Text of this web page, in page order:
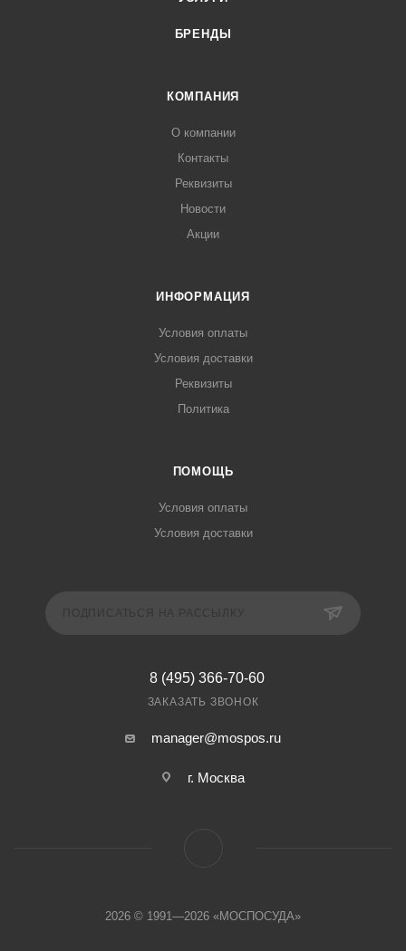
досок для разных продуктов. Доска синего цвета
БРЕНДЫ
КОМПАНИЯ
О компании
Контакты
Реквизиты
Новости
Акции
ИНФОРМАЦИЯ
Условия оплаты
Условия доставки
Реквизиты
Политика
ПОМОЩЬ
Условия оплаты
Условия доставки
8 (495) 366-70-60
ЗАКАЗАТЬ ЗВОНОК
manager@mospos.ru
г. Москва
2026 © 1991—2026 «МОСПОСУДА»